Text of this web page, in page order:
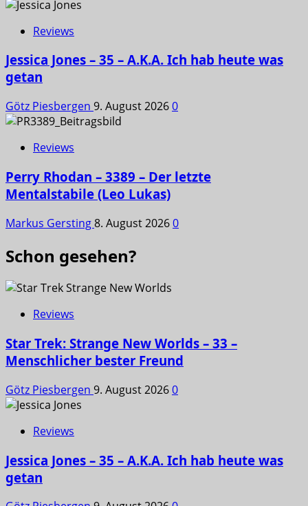
Reviews
Jessica Jones – 35 – A.K.A. Ich hab heute was
getan
Götz Piesbergen 9. August 20260
Reviews
Perry Rhodan – 3389 – Der letzte
Mentalstabile (Leo Lukas)
Markus Gersting8. August 20260
Schon gesehen?
Reviews
Star Trek: Strange New Worlds – 33 –
Menschlicher bester Freund
Götz Piesbergen 9. August 20260
Reviews
Jessica Jones – 35 – A.K.A. Ich hab heute was
getan